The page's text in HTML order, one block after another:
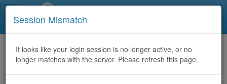
Home CategoriesDiscussion
एविएटर इंडिया गेम की समीक्षा
Session Mismatch
It looks like your login session is no longer active, or no
longer matches with the server. Please refresh this page.